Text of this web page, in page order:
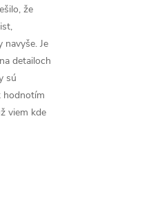
že
navyše. Je
detailoch
sú
hodnotím
viem kde